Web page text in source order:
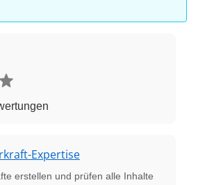
Expertise
erstellen und prüfen alle Inhalte